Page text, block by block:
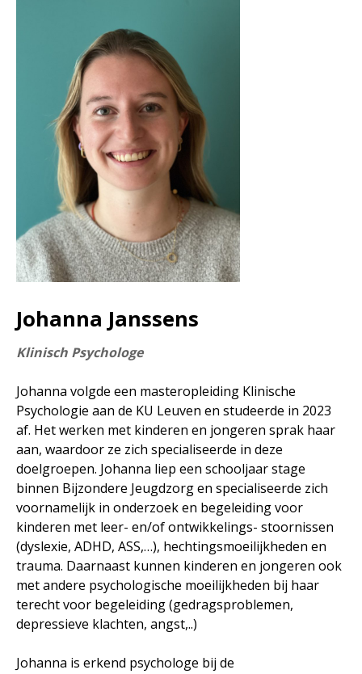
Johanna Janssens
Klinisch Psychologe
Johanna volgde een masteropleiding Klinische
Psychologie aan de KU Leuven en studeerde in 2023
af. Het werken met kinderen en jongeren sprak haar
aan, waardoor ze zich specialiseerde in deze
doelgroepen. Johanna liep een schooljaar stage
binnen Bijzondere Jeugdzorg en specialiseerde zich
voornamelijk in onderzoek en begeleiding voor
kinderen met leer- en/of ontwikkelings- stoornissen
(dyslexie, ADHD, ASS,…), hechtingsmoeilijkheden en
trauma. Daarnaast kunnen kinderen en jongeren ook
met andere psychologische moeilijkheden bij haar
terecht voor begeleiding (gedragsproblemen,
depressieve klachten, angst,..)
Johanna is erkend psychologe bij de